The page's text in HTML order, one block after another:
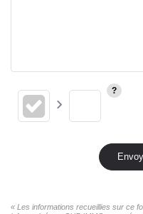
« Les informations recueillies sur ce